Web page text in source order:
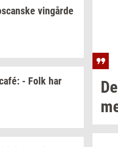
vin­går­de
- Folk har